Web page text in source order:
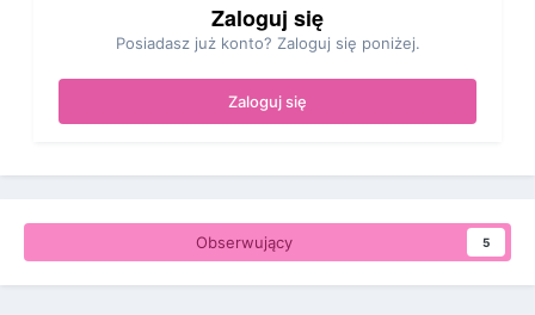
Zaloguj się
Posiadasz już konto? Zaloguj się poniżej.
Zaloguj się
Obserwujący 5